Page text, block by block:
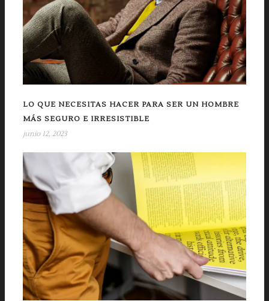
LO QUE NECESITAS HACER PARA SER UN HOMBRE
MÁS SEGURO E IRRESISTIBLE
junio 12, 2023